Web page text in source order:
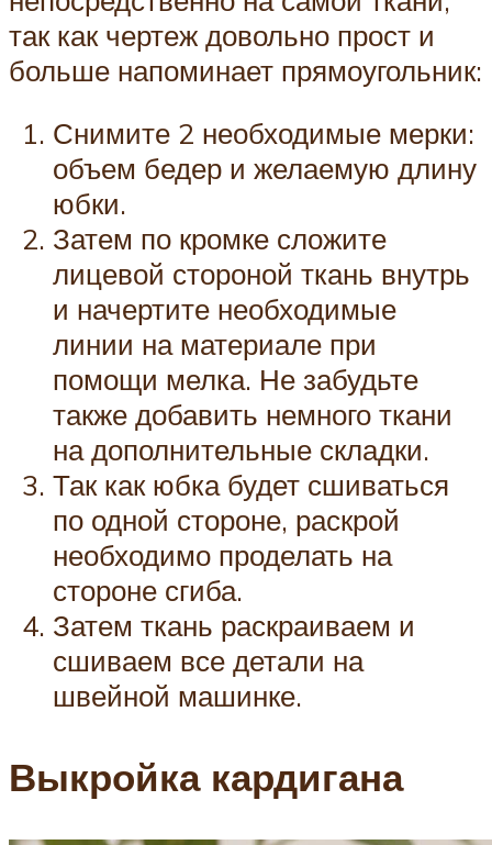
так как чертеж довольно прост и
больше напоминает прямоугольник:
Снимите 2 необходимые мерки:
объем бедер и желаемую длину
юбки.
Затем по кромке сложите
лицевой стороной ткань внутрь
и начертите необходимые
линии на материале при
помощи мелка. Не забудьте
также добавить немного ткани
на дополнительные складки.
Так как юбка будет сшиваться
по одной стороне, раскрой
необходимо проделать на
стороне сгиба.
Затем ткань раскраиваем и
сшиваем все детали на
швейной машинке.
Выкройка кардигана